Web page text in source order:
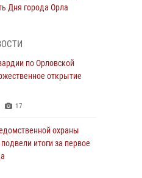
Дня города Орла
Управления
в митинге в честь
Орла
за первое полугодие
задержали 15 лиц,
по Орловской
открытие
17
охраны
итоги за первое